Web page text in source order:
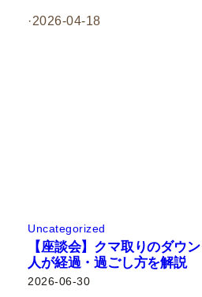
·2026-04-18
Uncategorized
【座談会】クマ取りのダウ
人が経過・過ごし方を解説
2026-06-30